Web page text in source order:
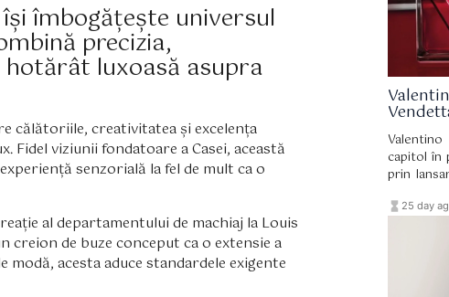
îmbogățește universul
precizia,
luxoasă asupra
călătoriile, creativitatea și excelența
viziunii fondatoare a Casei, această
senzorială la fel de mult ca o
al departamentului de machiaj la Louis
creion de buze conceput ca o extensie a
acesta aduce standardele exigente
capitol în
prin
casei
hourglass_full 25 day